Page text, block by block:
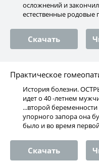
осложнений и
естественные родовые
Скачать
Практическое
История болезни.
идет о 40 -летнем
...второй
упорного запора она
было и во время
Скачать